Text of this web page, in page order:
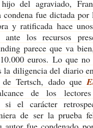
del agraviado,
fue dictada
y ratificada hace
ante los recursos
parece que va
euros. Lo que
la diligencia del diario
Tertsch, dado que
de los
si el carácter
de ser la prueba